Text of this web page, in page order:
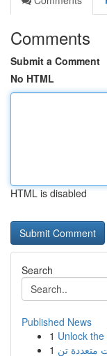
Comments
Submit a Comment
No HTML
HTML is disabled
Search
Published News
1 Unlock
1